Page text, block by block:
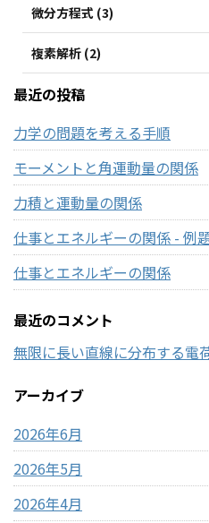
微分方程式 (3)
複素解析 (2)
最近の投稿
力学の問題を考える手順
モーメントと角運動量の関係
力積と運動量の関係
仕事とエネルギーの関係 - 例
仕事とエネルギーの関係
最近のコメント
無限に長い直線に分布する電
アーカイブ
2026年6月
2026年5月
2026年4月